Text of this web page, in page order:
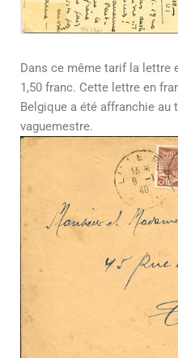
Dans ce même tarif la lettre
1,50 franc. Cette lettre en
Belgique a été affranchie au
vaguemestre.